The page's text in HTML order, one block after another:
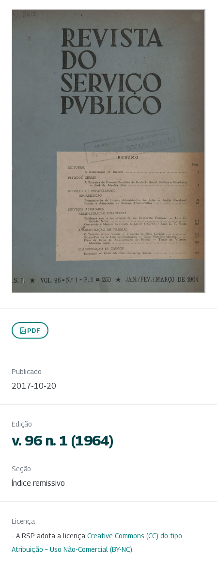
PDF
Publicado
2017-10-20
Edição
v. 96 n. 1 (1964)
Seção
Índice remissivo
Licença
- A RSP adota a licença Creative Commons (CC) do tipo
Atribuição – Uso Não-Comercial (BY-NC)